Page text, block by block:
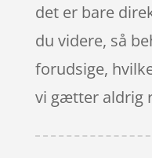
det er bare
du videre, så
forudsige,
vi gætter aldrig